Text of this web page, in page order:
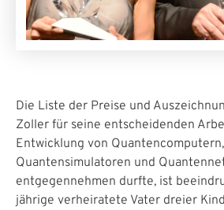
Die Liste der Preise und
Zoller für seine entscheidenden
Entwicklung von Quantencomputern,
Quantensimulatoren und
entgegennehmen durfte, ist
jährige verheiratete Vater dreier